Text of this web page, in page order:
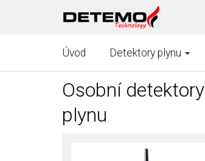
Úvod Detektory plynu
Osobní detektory
plynu